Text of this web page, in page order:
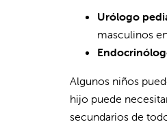
Urólogo
masculinos
Algunos niños
hijo puede
secundarios de